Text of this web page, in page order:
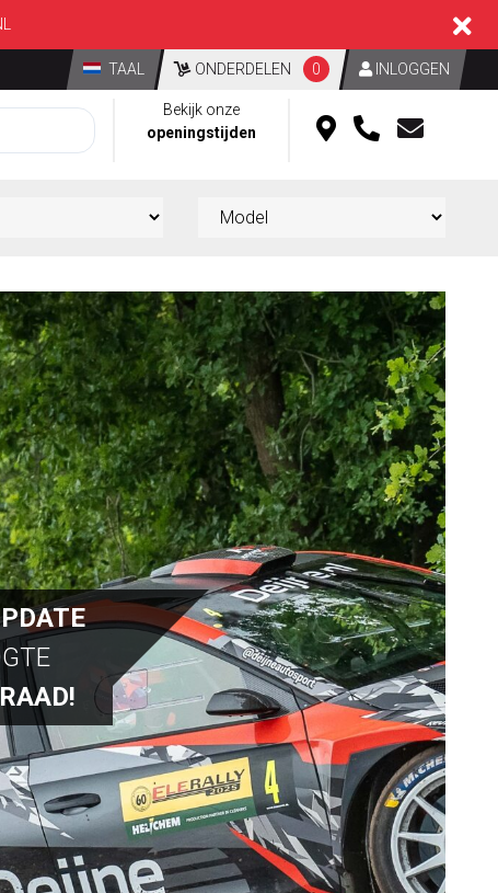
TAAL ONDERDELEN 0 INLOGGEN
Bekijk onze
openingstijden